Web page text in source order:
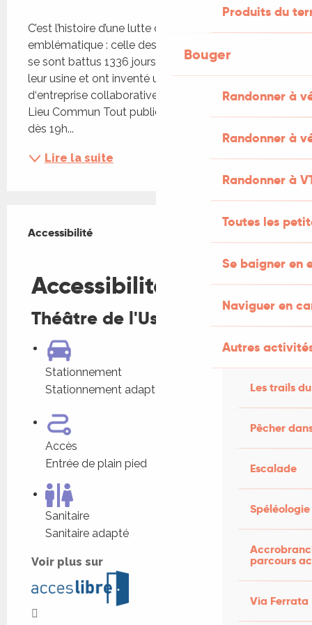
Produits du
Bouger
Randonner à
Randonner à
Randonner à
Toutes les
Se baigner en
Naviguer en
Autres
Les trails
Pêcher
Escalade
Spéléologie
parcours
Via Ferrata
C’est l’histoire d’une lutte d’exception, devenue
emblématique : celle des employés de Fralib, qui
se sont battus 1336 jours contre la fermeture de
leur usine et ont inventé un projet inédit
d‘entreprise collaborative. En partenariat avec Le
Lieu Commun Tout public, restauration et buvette
dès 19h...
Lire la suite
Accessibilité
Accessibilité
Fermer
Accessibilité
Théâtre de l'Usine
Stationnement
Stationnement adapté dans l'établissement
Accès
Entrée de plain pied
Sanitaire
Sanitaire adapté
Voir plus sur